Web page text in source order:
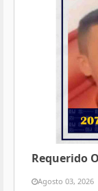
Requerido
Agosto 03, 2026